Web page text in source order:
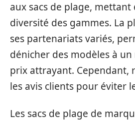
aux sacs de plage, mettant
diversité des gammes. La
ses partenariats variés,
dénicher des modèles à
prix attrayant. Cependant,
les avis clients pour éviter
Les sacs de plage de